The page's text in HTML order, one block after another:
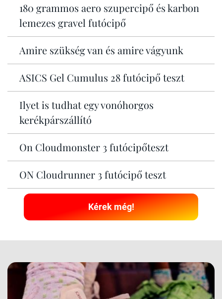
180 grammos aero szupercipő és karbon
lemezes gravel futócipő
Amire szükség van és amire vágyunk
ASICS Gel Cumulus 28 futócipő teszt
Ilyet is tudhat egy vonóhorgos
kerékpárszállító
On Cloudmonster 3 futócipőteszt
ON Cloudrunner 3 futócipő teszt
Kérek még!